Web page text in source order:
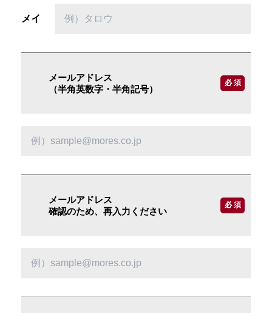
メイ
メールアドレス
（半角英数字・半角記号）
必 須
メールアドレス
確認のため、再入力ください
必 須